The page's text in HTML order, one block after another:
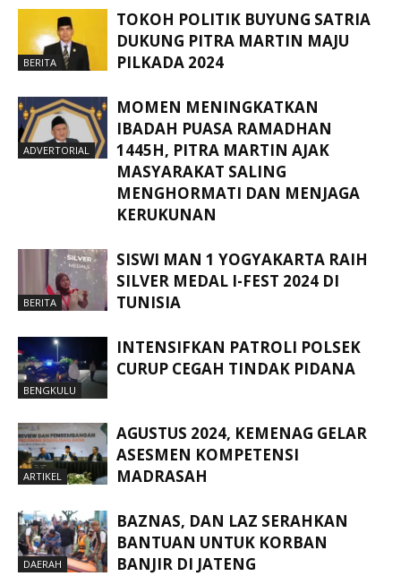
BERITA
TOKOH POLITIK BUYUNG SATRIA
DUKUNG PITRA MARTIN MAJU
PILKADA 2024
ADVERTORIAL
MOMEN MENINGKATKAN
IBADAH PUASA RAMADHAN
1445H, PITRA MARTIN AJAK
MASYARAKAT SALING
MENGHORMATI DAN MENJAGA
KERUKUNAN
BERITA
SISWI MAN 1 YOGYAKARTA RAIH
SILVER MEDAL I-FEST 2024 DI
TUNISIA
BENGKULU
INTENSIFKAN PATROLI POLSEK
CURUP CEGAH TINDAK PIDANA
ARTIKEL
AGUSTUS 2024, KEMENAG GELAR
ASESMEN KOMPETENSI
MADRASAH
DAERAH
BAZNAS, DAN LAZ SERAHKAN
BANTUAN UNTUK KORBAN
BANJIR DI JATENG